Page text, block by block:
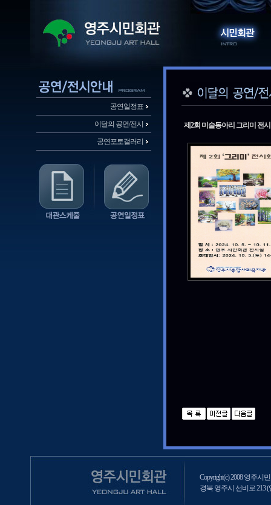
공연일정표
이달의 공연/전시
공연포토갤러리
제2회 미술동아리 그리미 전
Copyright(c) 2008 영주시
경북 영주시 선비로 213 (